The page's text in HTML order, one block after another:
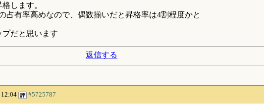
します。
占有率高めなので、偶数揃いだと昇格率は4割程度かと
だと思います
返信する
#5725787